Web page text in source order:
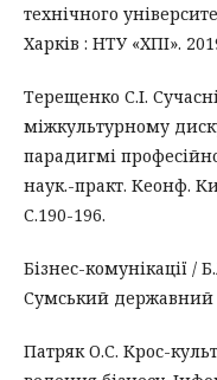
технічного
Харків : НТУ «ХПІ».
Терещенко С.І.
міжкультурному
парадигмі
наук.-практ. Кеонф.
С.190-196.
Бізнес-комунікації /
Сумський державний
Патряк О.С. Крос-